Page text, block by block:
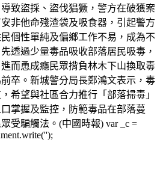
致盜採、盜伐猖獗，警方在破獲案
非他命殘渣袋及吸食器，引起警方
個性單純及偏鄉工作不易，成為不
透過少量毒品吸收部落居民吸毒，
而恿成癮民眾揹負林木下山換取毒
卒。新城警分局長鄭鴻文表示，毒
希望與社區合力推行「部落掃毒」
掌握及監控，防範毒品在部落蔓
受騙觸法。(中國時報) var _c =